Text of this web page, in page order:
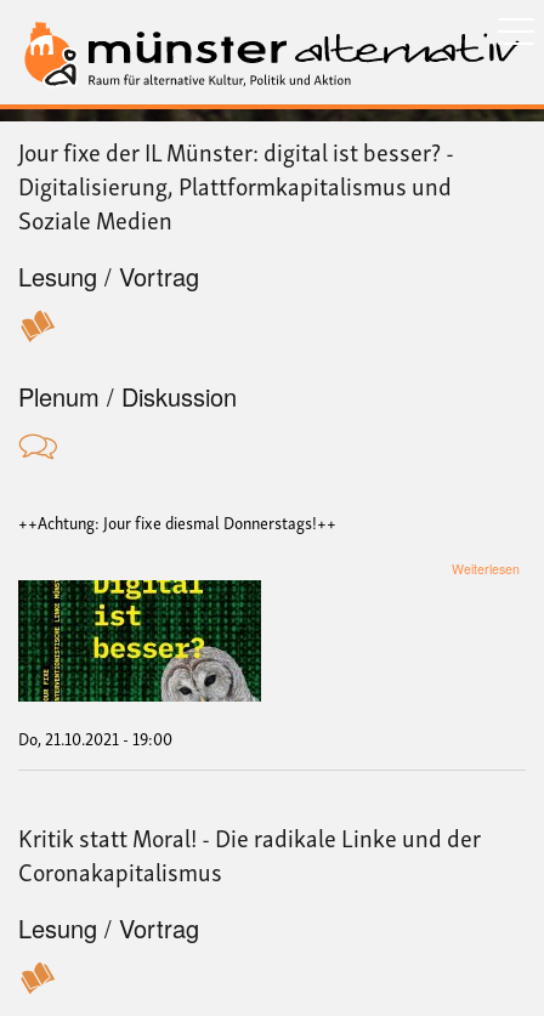
zum
Inhalt
Jour fixe der IL Münster: digital ist besser? -
Digitalisierung, Plattformkapitalismus und
Soziale Medien
Lesung / Vortrag
Plenum / Diskussion
++Achtung: Jour fixe diesmal Donnerstags!++
Weiterlesen
Do, 21.10.2021 - 19:00
Kritik statt Moral! - Die radikale Linke und der
Coronakapitalismus
Lesung / Vortrag